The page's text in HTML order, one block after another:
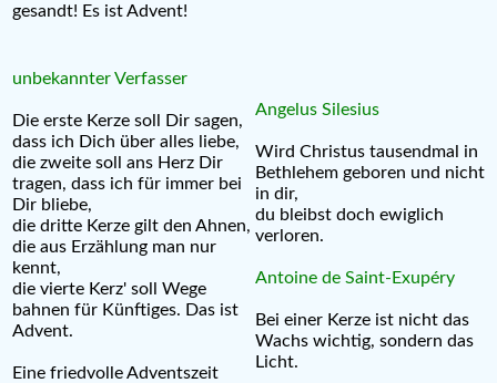
gesandt! Es ist Advent!
unbekannter Verfasser
Die erste Kerze soll Dir sagen,
dass ich Dich über alles liebe,
die zweite soll ans Herz Dir
tragen, dass ich für immer bei
Dir bliebe,
die dritte Kerze gilt den Ahnen,
die aus Erzählung man nur
kennt,
die vierte Kerz' soll Wege
bahnen für Künftiges. Das ist
Advent.
Eine friedvolle Adventszeit
Angelus Silesius
Wird Christus tausendmal in
Bethlehem geboren und nicht
in dir,
du bleibst doch ewiglich
verloren.
Antoine de Saint-Exupéry
Bei einer Kerze ist nicht das
Wachs wichtig, sondern das
Licht.